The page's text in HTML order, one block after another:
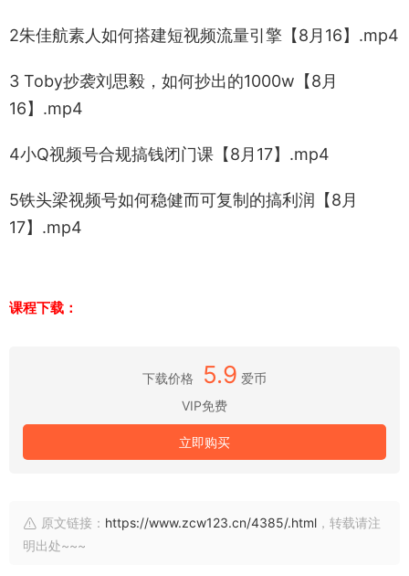
2朱佳航素人如何搭建短视频流量引擎【8月16】.mp4
3 Toby抄袭刘思毅，如何抄出的1000w【8月
16】.mp4
4小Q视频号合规搞钱闭门课【8月17】.mp4
5铁头梁视频号如何稳健而可复制的搞利润【8月
17】.mp4
课程下载：
下载价格 5.9 爱币
VIP免费
立即购买
原文链接： https://www.zcw123.cn/4385/.html ，转载请注
明出处~~~